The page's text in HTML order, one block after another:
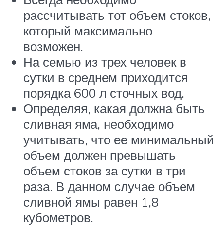
рассчитывать тот объем стоков,
который максимально
возможен.
На семью из трех человек в
сутки в среднем приходится
порядка 600 л сточных вод.
Определяя, какая должна быть
сливная яма, необходимо
учитывать, что ее минимальный
объем должен превышать
объем стоков за сутки в три
раза. В данном случае объем
сливной ямы равен 1,8
кубометров.